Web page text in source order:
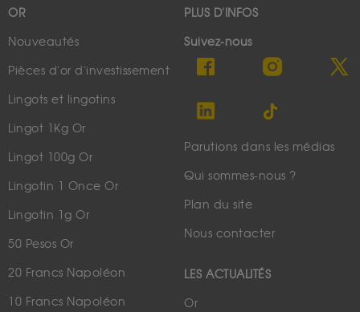
OR
Nouveautés
Pièces d'or d'investissement
Lingots et lingotins
Lingot 1Kg Or
Lingot 100g Or
Lingotin 1 Once Or
Lingotin 1g Or
50 Pesos Or
20 Francs Napoléon
10 Francs Napoléon
PLUS D'INFOS
Suivez-nous
Parutions dans les médias
Qui sommes-nous ?
Plan du site
Nous contacter
LES ACTUALITÉS
Or